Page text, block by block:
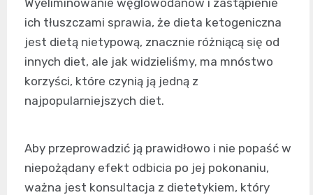
ich tłuszczami sprawia, że dieta ketogeniczna
jest dietą nietypową, znacznie różniącą się od
innych diet, ale jak widzieliśmy, ma mnóstwo
korzyści, które czynią ją jedną z
najpopularniejszych diet.
Aby przeprowadzić ją prawidłowo i nie popaść w
niepożądany efekt odbicia po jej pokonaniu,
ważna jest konsultacja z dietetykiem, który